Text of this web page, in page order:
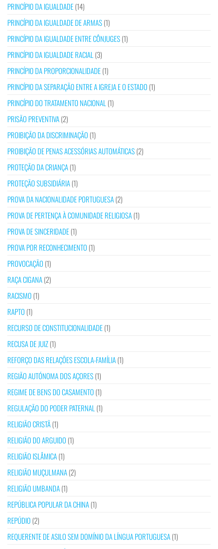
PRINCÍPIO DA IGUALDADE(14)
PRINCÍPIO DA IGUALDADE DE ARMAS(1)
PRINCÍPIO DA IGUALDADE ENTRE CÔNJUGES(1)
PRINCÍPIO DA IGUALDADE RACIAL (3)
PRINCÍPIO DA PROPORCIONALIDADE(1)
PRINCÍPIO DA SEPARAÇÃO ENTRE A IGREJA E O ESTADO (1)
PRINCÍPIO DO TRATAMENTO NACIONAL (1)
PRISÃO PREVENTIVA(2)
PROIBIÇÃO DA DISCRIMINAÇÃO (1)
PROIBIÇÃO DE PENAS ACESSÓRIAS AUTOMÁTICAS(2)
PROTEÇÃO DA CRIANÇA(1)
PROTEÇÃO SUBSIDIÁRIA(1)
PROVA DA NACIONALIDADE PORTUGUESA(2)
PROVA DE PERTENÇA À COMUNIDADE RELIGIOSA(1)
PROVA DE SINCERIDADE(1)
PROVA POR RECONHECIMENTO (1)
PROVOCAÇÃO (1)
RAÇA CIGANA(2)
RACISMO (1)
RAPTO (1)
RECURSO DE CONSTITUCIONALIDADE(1)
RECUSA DE JUIZ(1)
REFORÇO DAS RELAÇÕES ESCOLA-FAMÍLIA(1)
REGIÃO AUTÓNOMA DOS AÇORES(1)
REGIME DE BENS DO CASAMENTO (1)
REGULAÇÃO DO PODER PATERNAL (1)
RELIGIÃO CRISTÃ(1)
RELIGIÃO DO ARGUIDO (1)
RELIGIÃO ISLÂMICA(1)
RELIGIÃO MUÇULMANA(2)
RELIGIÃO UMBANDA(1)
REPÚBLICA POPULAR DA CHINA(1)
REPÚDIO (2)
REQUERENTE DE ASILO SEM DOMÍNIO DA LÍNGUA PORTUGUESA(1)